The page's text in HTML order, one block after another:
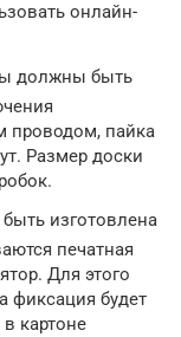
онлайн-
должны быть
проводом, пайка
Размер доски
изготовлена
печатная
Для этого
фиксация будет
картоне